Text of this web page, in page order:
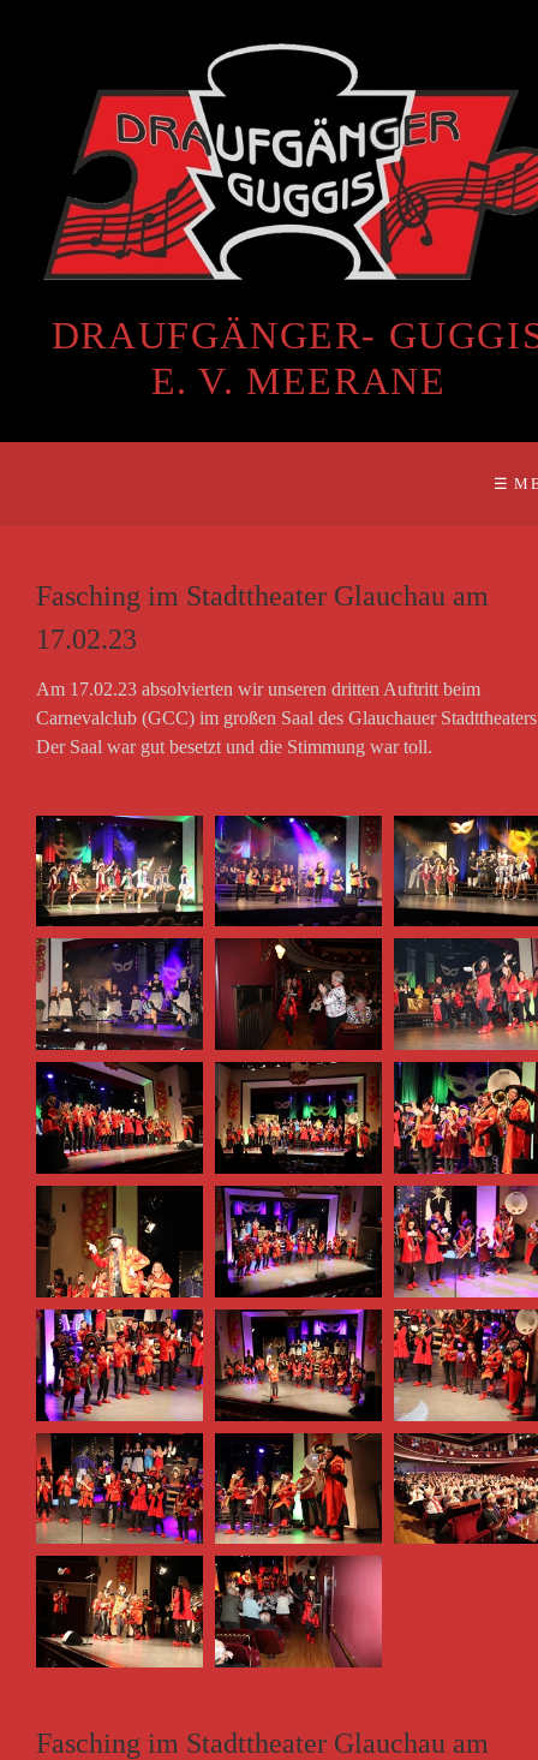
DRAUFGÄNGER-
E. V. MEERANE
☰
Fasching im Stadttheater Glauchau am
17.02.23
Am 17.02.23 absolvierten wir unseren dritten Auftritt beim
Carnevalclub (GCC) im großen Saal des Glauchauer
Der Saal war gut besetzt und die Stimmung war toll.
Fasching im Stadttheater Glauchau am